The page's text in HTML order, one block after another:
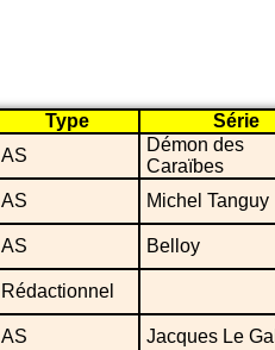
Type Série
AS
Démon des
Caraïbes
AS Michel Tanguy
AS Belloy
Rédactionnel
AS Jacques Le Gall